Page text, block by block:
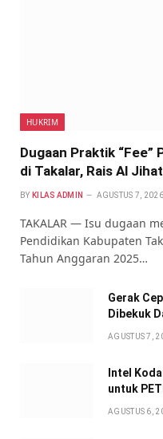
HUKRIM
Dugaan Praktik “Fee”
di Takalar, Rais Al
BY KILAS ADMIN AGUSTUS 7, 2026
TAKALAR — Isu dugaan
Pendidikan Kabupaten
Tahun Anggaran 2025…
Gerak
Dibekuk
AGUSTUS 7,
Intel
untuk
AGUSTUS 6,